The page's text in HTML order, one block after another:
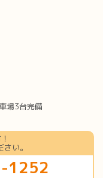
場3台完備
い。
1252